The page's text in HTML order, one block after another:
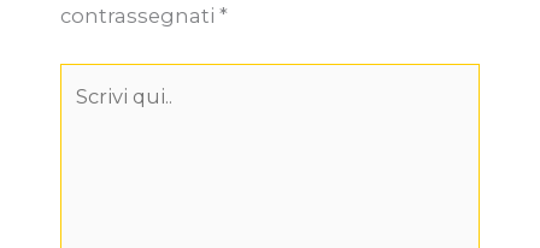
contrassegnati *